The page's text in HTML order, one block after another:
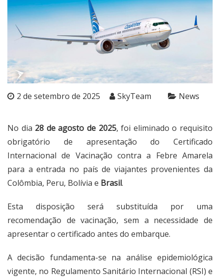
2 de setembro de 2025 SkyTeam News
No dia 28 de agosto de 2025, foi eliminado o requisito
obrigatório de apresentação do Certificado
Internacional de Vacinação contra a Febre Amarela
para a entrada no país de viajantes provenientes da
Colômbia, Peru, Bolívia e Brasil.
Esta disposição será substituída por uma
recomendação de vacinação, sem a necessidade de
apresentar o certificado antes do embarque.
A decisão fundamenta-se na análise epidemiológica
vigente, no Regulamento Sanitário Internacional (RSI) e